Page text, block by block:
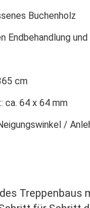
Buchenholz
Endbehandlung
cm
ca. 64 x 64 mm
/